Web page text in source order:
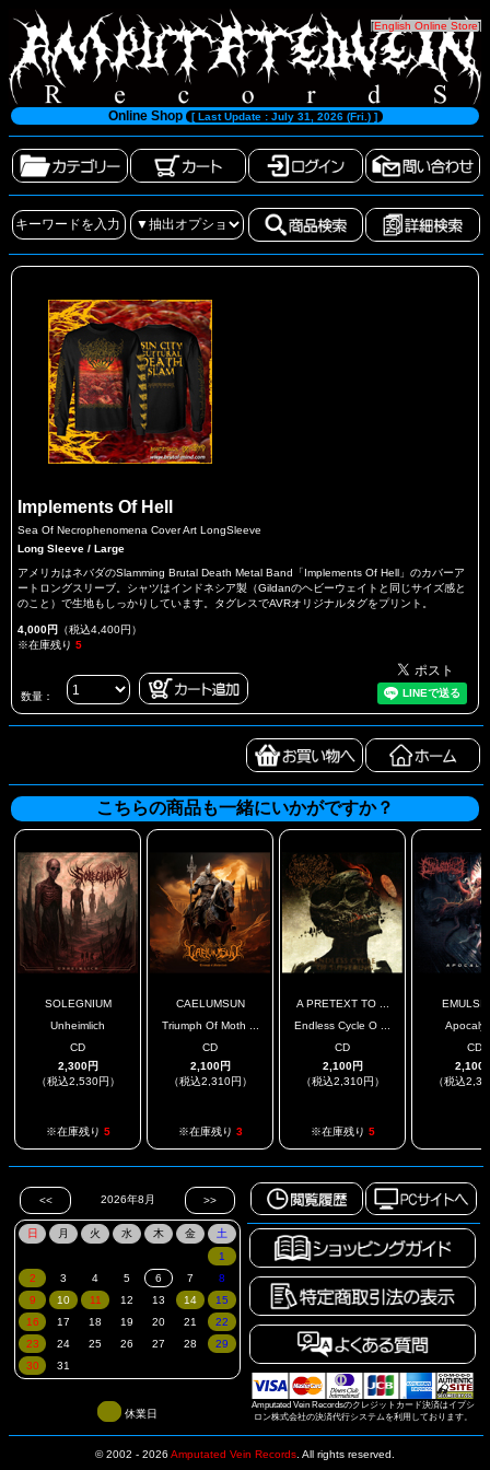
[English Online Store]
Online Shop [ Last Update : July 31, 2026 (Fri.) ]
Implements Of Hell
Sea Of Necrophenomena Cover Art LongSleeve
Long Sleeve / Large
アメリカはネバダのSlamming Brutal Death Metal Band「Implements Of Hell」のカバーア
ートロングスリーブ。シャツはインドネシア製（Gildanのヘビーウェイトと同じサイズ感と
のこと）で生地もしっかりしています。タグレスでAVRオリジナルタグをプリント。
4,000円 （税込4,400円）
※在庫残り 5
数量：
こちらの商品も一緒にいかがですか？
SOLEGNIUM
Unheimlich
CD
2,300円
（税込2,530円）
※在庫残り 5
CAELUMSUN
Triumph Of Moth ...
CD
2,100円
（税込2,310円）
※在庫残り 3
A PRETEXT TO ...
Endless Cycle O ...
CD
2,100円
（税込2,310円）
※在庫残り 5
CD
2,100
（税込
Amputated Vein Recordsのクレジットカード決済はイプシ
ロン株式会社の決済代行システムを利用しております。
休業日
© 2002 - 2026 Amputated Vein Records All rights reserved.